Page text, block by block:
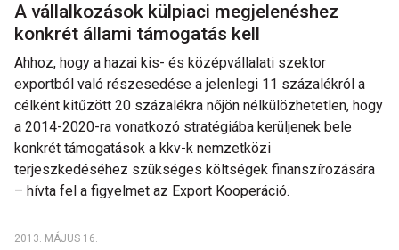
A vállalkozások külpiaci megjelenéshez
konkrét állami támogatás kell
Ahhoz, hogy a hazai kis- és középvállalati szektor
exportból való részesedése a jelenlegi 11 százalékról a
célként kitűzött 20 százalékra nőjön nélkülözhetetlen, hogy
a 2014-2020-ra vonatkozó stratégiába kerüljenek bele
konkrét támogatások a kkv-k nemzetközi
terjeszkedéséhez szükséges költségek finanszírozására
– hívta fel a figyelmet az Export Kooperáció.
2013. MÁJUS 16.